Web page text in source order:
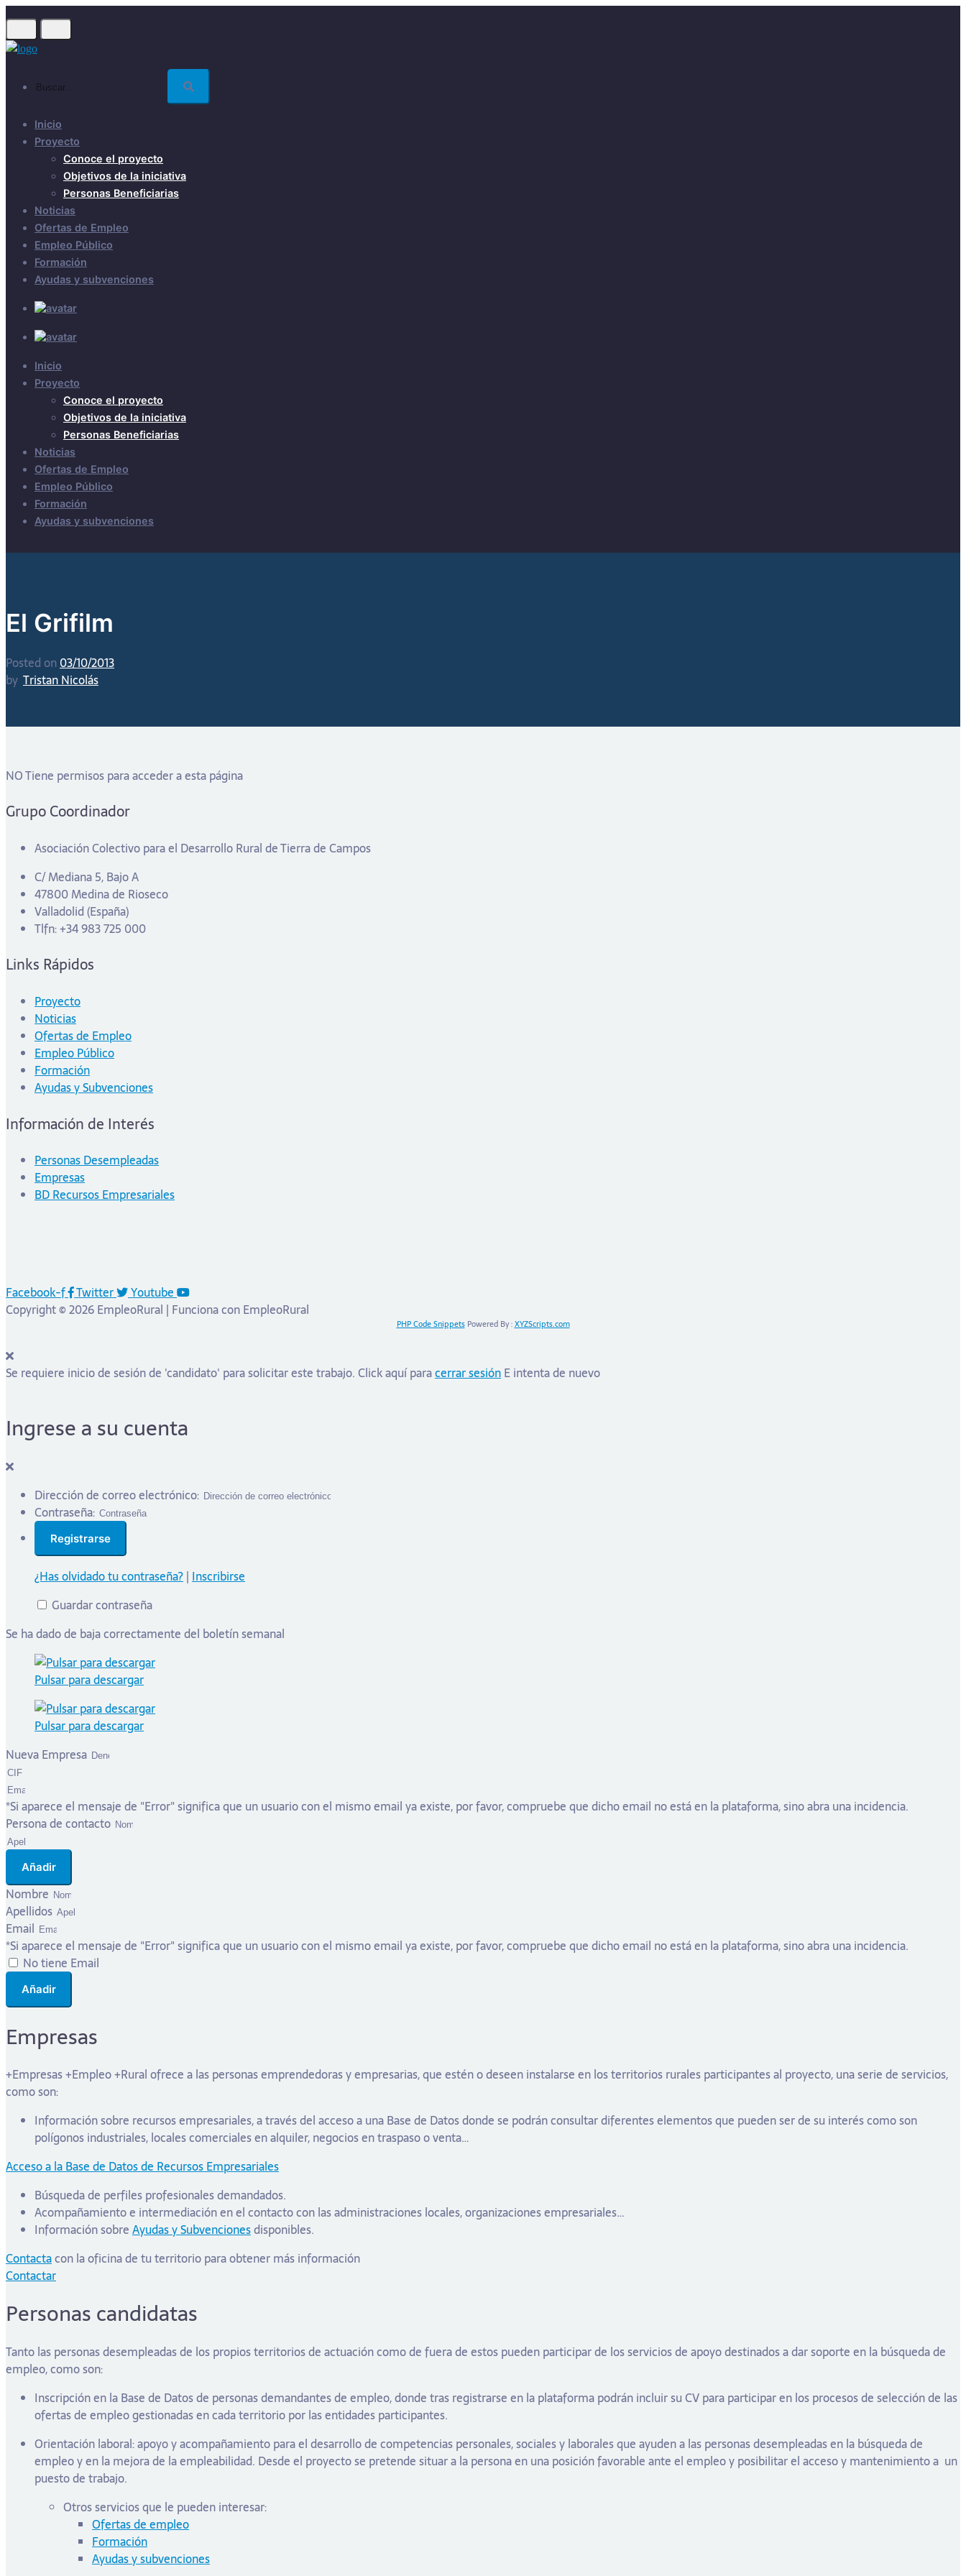
main
Inicio
Proyecto
Conoce el proyecto
Objetivos de la iniciativa
Personas Beneficiarias
Noticias
Ofertas de Empleo
Empleo Público
Formación
Ayudas y subvenciones
Inicio
Proyecto
Conoce el proyecto
Objetivos de la iniciativa
Personas Beneficiarias
Noticias
Ofertas de Empleo
Empleo Público
Formación
Ayudas y subvenciones
El Grifilm
Posted on03/10/2013
by Tristan Nicolás
NO Tiene permisos para acceder a esta página
Grupo Coordinador
Asociación Colectivo para el Desarrollo Rural de Tierra de Campos
C/ Mediana 5, Bajo A
47800 Medina de Rioseco
Valladolid (España)
Tlfn: +34 983 725 000
Links Rápidos
Proyecto
Noticias
Ofertas de Empleo
Empleo Público
Formación
Ayudas y Subvenciones
Información de Interés
Personas Desempleadas
Empresas
BD Recursos Empresariales
Facebook-f Twitter
Youtube
Copyright © 2026 EmpleoRural | Funciona con EmpleoRural
PHP Code SnippetsPowered By :XYZScripts.com
Se requiere inicio de sesión de 'candidato' para solicitar este trabajo.Click aquí paracerrar sesiónE intenta de nuevo
Ingrese a su cuenta
Dirección de correo electrónico:
Contraseña:
¿Has olvidado tu contraseña?|Inscribirse
Guardar contraseña
Se ha dado de baja correctamente del boletín semanal
Pulsar para descargar
Pulsar para descargar
Nueva Empresa
*Si aparece el mensaje de "Error" significa que un usuario con el mismo email ya existe, por favor, compruebe que dicho email no está en la plataforma, sino abra una incidencia.
Persona de contacto
Añadir
Nombre
Apellidos
Email
*Si aparece el mensaje de "Error" significa que un usuario con el mismo email ya existe, por favor, compruebe que dicho email no está en la plataforma, sino abra una incidencia.
No tiene Email
Añadir
Empresas
+Empresas +Empleo +Rural ofrece a las personas emprendedoras y empresarias, que estén o deseen instalarse en los territorios rurales participantes al proyecto, una serie de servicios,
como son:
Información sobre recursos empresariales, a través del acceso a una Base de Datos donde se podrán consultar diferentes elementos que pueden ser de su interés como son
polígonos industriales, locales comerciales en alquiler, negocios en traspaso o venta…
Acceso a la Base de Datos de Recursos Empresariales
Búsqueda de perfiles profesionales demandados.
Acompañamiento e intermediación en el contacto con las administraciones locales, organizaciones empresariales…
Información sobreAyudas y Subvencionesdisponibles.
Contactacon la oficina de tu territorio para obtener más información
Contactar
Personas candidatas
Tanto las personas desempleadas de los propios territorios de actuación como de fuera de estos pueden participar de los servicios de apoyo destinados a dar soporte en la búsqueda de
empleo, como son:
Inscripción en la Base de Datos de personas demandantes de empleo, donde tras registrarse en la plataforma podrán incluir su CV para participar en los procesos de selección de las
ofertas de empleo gestionadas en cada territorio por las entidades participantes.
Orientación laboral: apoyo y acompañamiento para el desarrollo de competencias personales, sociales y laborales que ayuden a las personas desempleadas en la búsqueda de
empleo y en la mejora de la empleabilidad. Desde el proyecto se pretende situar a la persona en una posición favorable ante el empleo y posibilitar el acceso y mantenimiento a un
puesto de trabajo.
Otros servicios que le pueden interesar:
Ofertas de empleo
Formación
Ayudas y subvenciones